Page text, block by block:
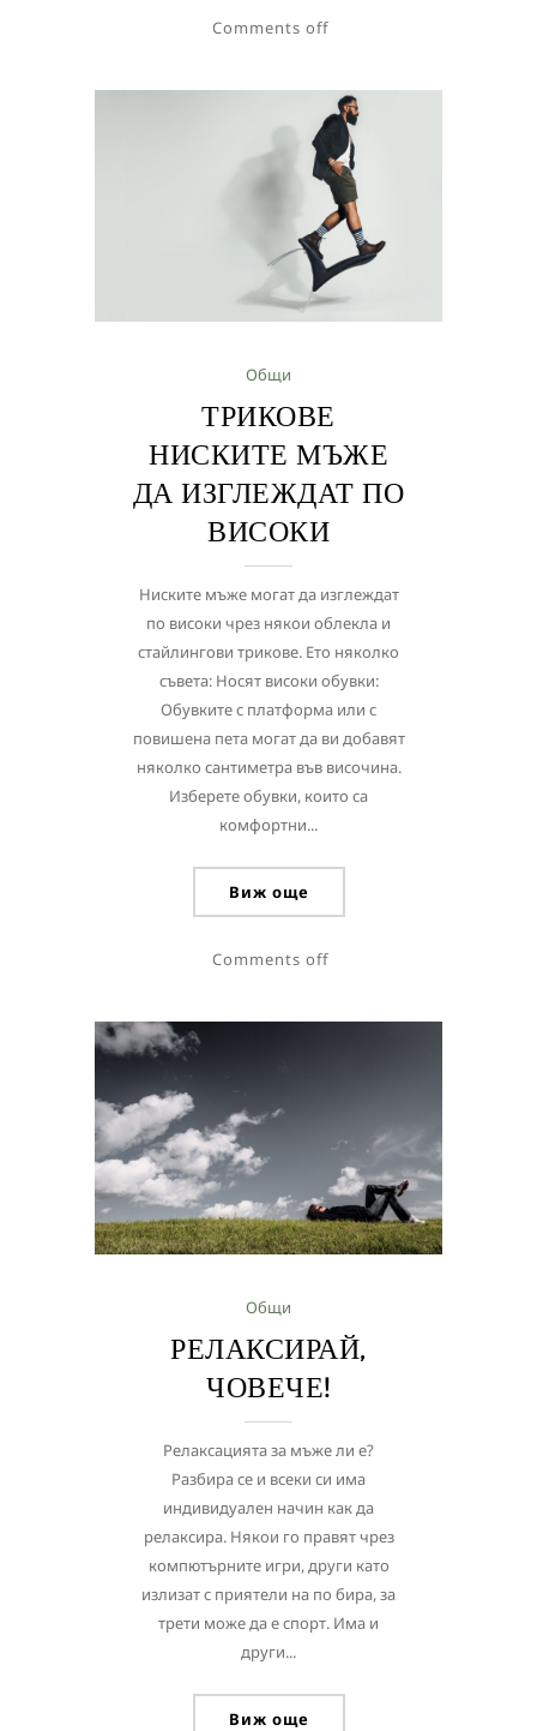
Comments off
Общи
ТРИКОВЕ
НИСКИТЕ МЪЖЕ
ДА ИЗГЛЕЖДАТ ПО
ВИСОКИ
Ниските мъже могат да изглеждат
по високи чрез някои облекла и
стайлингови трикове. Ето няколко
съвета: Носят високи обувки:
Обувките с платформа или с
повишена пета могат да ви добавят
няколко сантиметра във височина.
Изберете обувки, които са
комфортни...
Виж още
Comments off
Общи
РЕЛАКСИРАЙ,
ЧОВЕЧЕ!
Релаксацията за мъже ли е?
Разбира се и всеки си има
индивидуален начин как да
релаксира. Някои го правят чрез
компютърните игри, други като
излизат с приятели на по бира, за
трети може да е спорт. Има и
други...
Виж още